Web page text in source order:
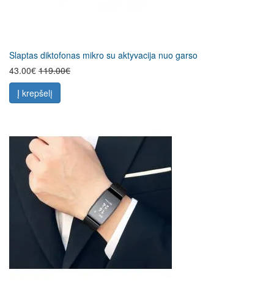
Slaptas diktofonas mikro su aktyvacija nuo garso
43.00€ 119.00€
Į krepšelį